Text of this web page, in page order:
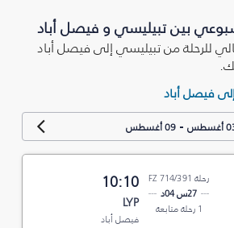
بين تبيليسي و فيصل أباد
للرحلة من تبيليسي إلى فيصل أباد
فيصل أباد
-09 أغسطس
رحلة FZ 714/391
27س 04د
1 رحلة متابعة
10:10
LYP
فيصل أباد